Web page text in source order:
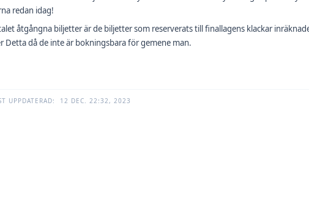
redan idag!
åtgångna biljetter är de biljetter som reserverats till finallagens klackar
Detta då de inte är bokningsbara för gemene man.
UPPDATERAD: 12 DEC. 22:32, 2023